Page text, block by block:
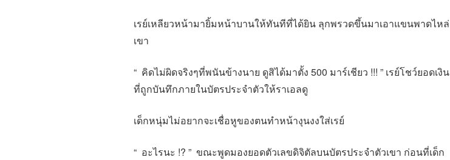
เรย์เหลียวหน้ามายิ้มหน้าบานให้ทันทีที่ได้ยิน ลุกพรวดขึ้นมาเอาแขนพาดไหล่
เขา
“ คิดไม่ผิดจริงๆที่พนันข้างนาย ดูสิได้มาตั้ง 500 มาร์เชียว !!! ” เรย์โชว์ยอดเงิน
ที่ถูกบันทึกภายในบัตรประจำตัวให้ราเอลดู
เด็กหนุ่มไม่อยากจะเชื่อหูของตนทำหน้างุนงงใส่เรย์
“ อะไรนะ !? ” ขณะพูดมองยอดตัวเลขดิจิตัลบนบัตรประจำตัวเขา ก่อนที่เด็ก